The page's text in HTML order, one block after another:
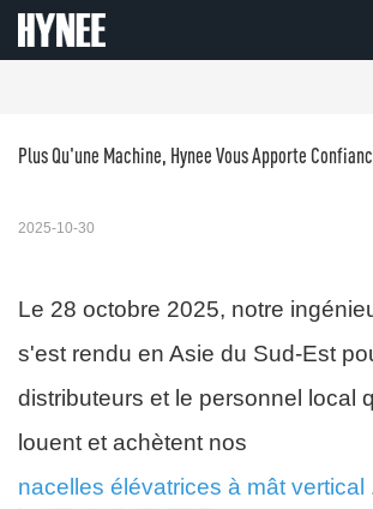
Plus Qu'une Machine, Hynee Vous Apporte
2025-10-30
Le 28 octobre 2025, notre
s'est rendu en Asie du Sud-Est
distributeurs et le personnel local
louent et achètent nos
nacelles élévatrices à mât vertical